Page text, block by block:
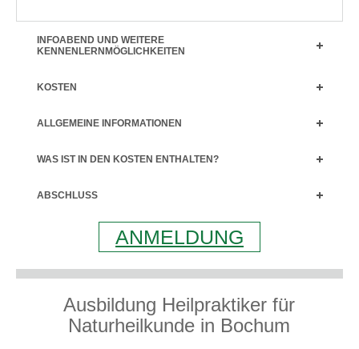
INFOABEND UND WEITERE
KENNENLERNMÖGLICHKEITEN
KOSTEN
ALLGEMEINE INFORMATIONEN
WAS IST IN DEN KOSTEN ENTHALTEN?
ABSCHLUSS
ANMELDUNG
Ausbildung Heilpraktiker für
Naturheilkunde in Bochum